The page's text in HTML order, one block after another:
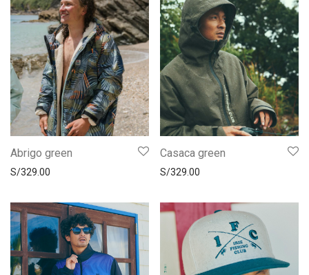
Abrigo green
S/329.00
Casaca green
S/329.00